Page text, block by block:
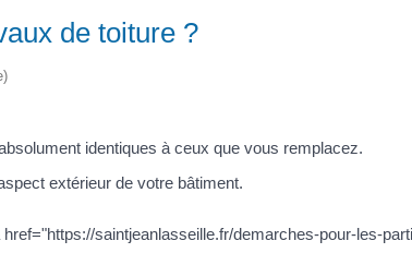
de toiture ?
identiques à ceux que vous remplacez.
extérieur de votre bâtiment.
saintjeanlasseille.fr/demarches-pour-les-